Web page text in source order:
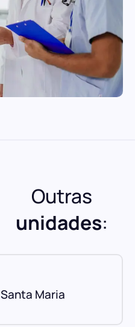
Outras
unidades:
Maria